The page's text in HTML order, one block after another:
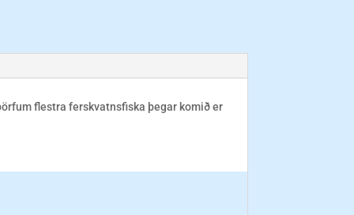
flestra ferskvatnsfiska þegar komið er